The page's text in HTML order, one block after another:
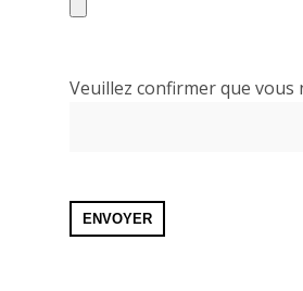
Veuillez confirmer que